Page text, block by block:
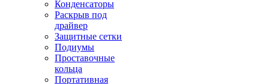
Конденсаторы
Раскрыв под
драйвер
Защитные сетки
Подиумы
Проставочные
кольца
Портативная